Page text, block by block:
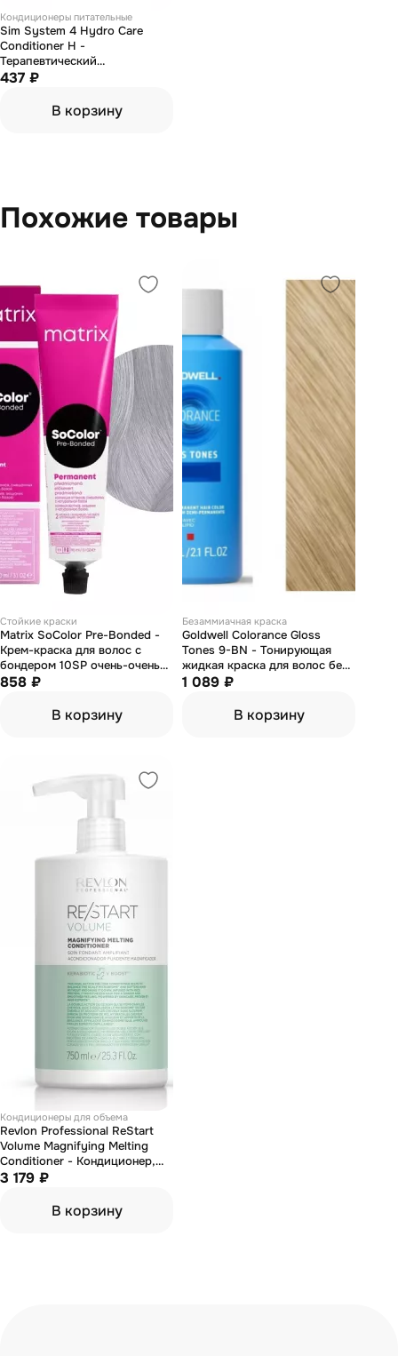
Кондиционеры питательные
Sim System 4 Hydro Care
Conditioner H -
Терапевтический
кондиционер для увлажнения
437 ₽
В корзину
Похожие товары
Стойкие краски
Matrix SoColor Pre-Bonded -
Крем-краска для волос с
бондером 10SP очень-очень
светлый блондин серебристо-
858 ₽
В корзину
Безаммиачная краска
Goldwell Colorance Gloss
Tones 9-BN - Тонирующая
жидкая краска для волос без
аммиака 60 мл
1 089 ₽
В корзину
Кондиционеры для объема
Revlon Professional ReStart
Volume Magnifying Melting
Conditioner - Кондиционер,
придающий волосам объем
3 179 ₽
В корзину